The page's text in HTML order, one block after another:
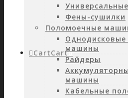
CartCart0
Фены-сушилки
Поломоечные
машины
Райдеры
машины
Кабельные